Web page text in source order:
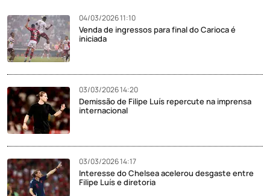
04/03/2026 11:10
Venda de ingressos para final do Carioca é
iniciada
03/03/2026 14:20
Demissão de Filipe Luís repercute na imprensa
internacional
03/03/2026 14:17
Interesse do Chelsea acelerou desgaste entre
Filipe Luís e diretoria